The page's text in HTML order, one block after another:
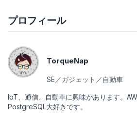
プロフィール
TorqueNap
SE／ガジェット／自動車
IoT、通信、自動車に興味があります。
PostgreSQL大好きです。